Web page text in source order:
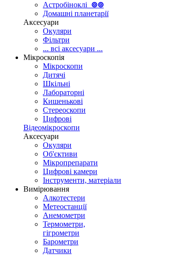
Астробіноклі ⊚⊚
Домашні планетарії
Аксесуари
Окуляри
Фільтри
... всі аксесуари ...
Мікроскопія
Мікроскопи
Дитячі
Шкільні
Лабораторні
Кишенькові
Стереоскопи
Цифрові
Відеомікроскопи
Аксесуари
Окуляри
Об'єктиви
Мікропрепарати
Цифрові камери
Інструменти, матеріали
Вимірювання
Алкотестери
Метеостанції
Анемометри
Термометри,
гігрометри
Барометри
Датчики